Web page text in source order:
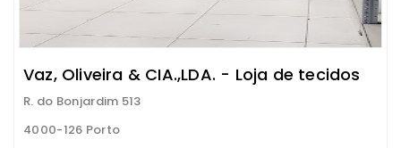
Vaz, Oliveira & CIA.,LDA. - Loja de tecidos
R. do Bonjardim 513
4000-126 Porto